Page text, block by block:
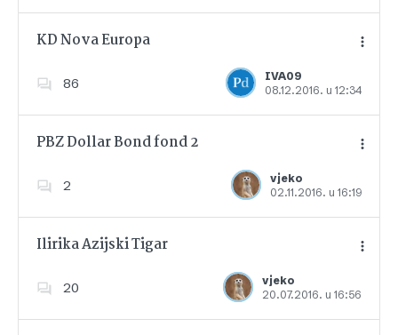
KD Nova Europa
86
IVA09
08.12.2016. u 12:34
Dodajte u favorite
PBZ Dollar Bond fond 2
2
vjeko
02.11.2016. u 16:19
Dodajte u favorite
Ilirika Azijski Tigar
20
vjeko
20.07.2016. u 16:56
Dodajte u favorite